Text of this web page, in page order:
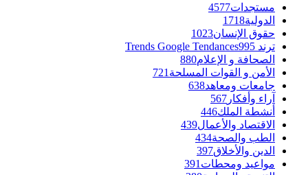
مستجدات4577
الدولية1718
حقوق الإنسان1023
ترند Trends Google Tendances 995
الصحافة و الإعلام880
الأمن و القوات المسلحة 721
جامعات ومعاهد638
آراء وأفكار 567
أنشطة الملك446
الاقتصاد والأعمال439
الطب والصحة434
الدين والأخلاق397
مواعيد ومحطات 391